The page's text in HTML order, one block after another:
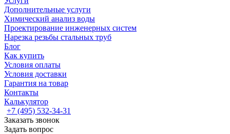
Дополнительные услуги
Химический анализ воды
Проектирование инженерных систем
Нарезка резьбы стальных труб
Блог
Как купить
Условия оплаты
Условия доставки
Гарантия на товар
Контакты
Калькулятор
+7 (495) 532‑34‑31
Заказать звонок
Задать вопрос